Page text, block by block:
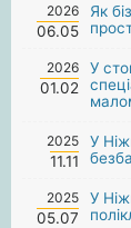
2026
06.05
Як
2026
01.02
У
2025
11.11
У
2025
05.07
У